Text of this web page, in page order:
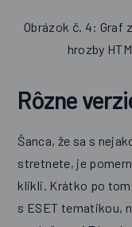
Obrázok č. 4: Graf
hrozby
Rôzne
Šanca, že sa s
stretnete, je
klikli. Krátko po
s ESET tematikou,